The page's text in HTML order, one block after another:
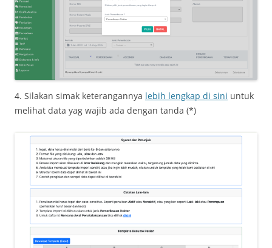
4. Silakan simak keterangannya lebih lengkap di sini untuk
melihat data yag wajib ada dengan tanda (*)